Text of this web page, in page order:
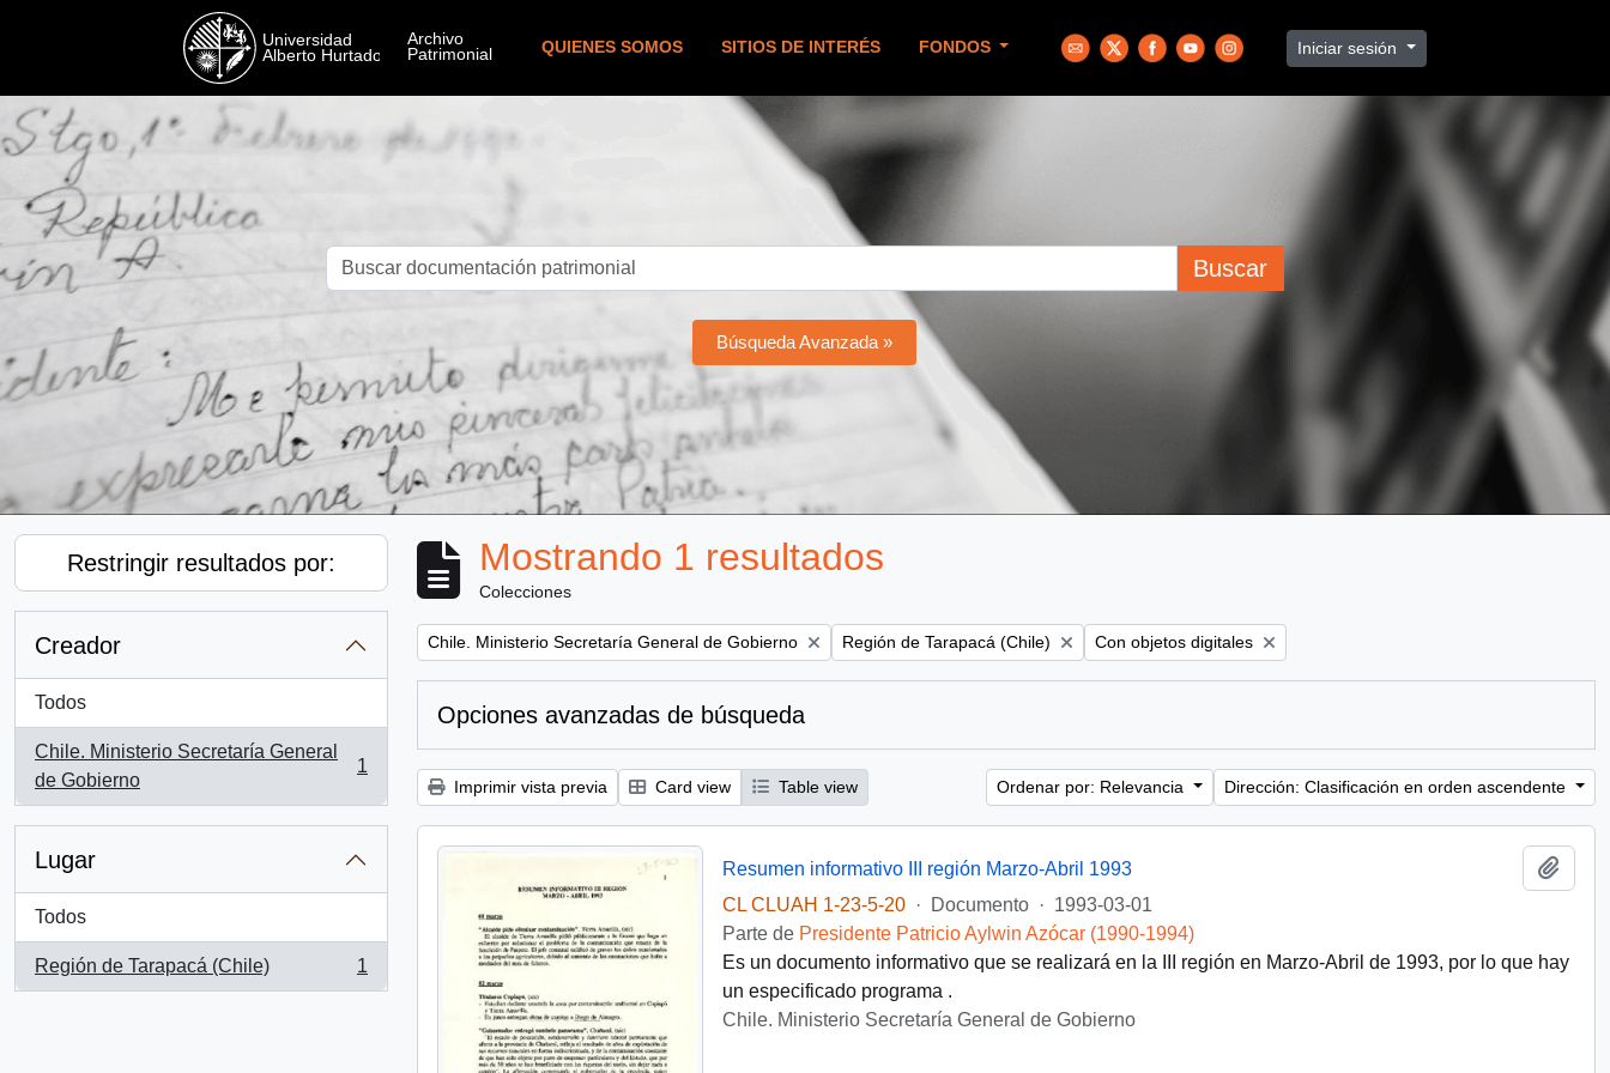
QUIENES SOMOS SITIOS DE INTERÉS FONDOS Iniciar sesión
Buscar
Búsqueda Avanzada »
Restringir resultados por:
Creador
Todos
Chile. Ministerio Secretaría General
de Gobierno
, 1 resultados
1
Lugar
Todos
Región de Tarapacá (Chile)
, 1 resultados
1
Mostrando 1 resultados
Colecciones
Remove filter:
Chile. Ministerio Secretaría General de Gobierno Remove filter:
Región de Tarapacá (Chile) Remove filter:
Con objetos digitales
Opciones avanzadas de búsqueda
Imprimir vista previa Card view Table view Ordenar por: Relevancia Dirección: Clasificación en orden ascendente
Resumen informativo III región Marzo-Abril 1993
CL CLUAH 1-23-5-20
· Documento · 1993-03-01
Parte de Presidente Patricio Aylwin Azócar (1990-1994)
Es un documento informativo que se realizará en la III región en Marzo-Abril de 1993, por lo que hay
un especificado programa .
Chile. Ministerio Secretaría General de Gobierno